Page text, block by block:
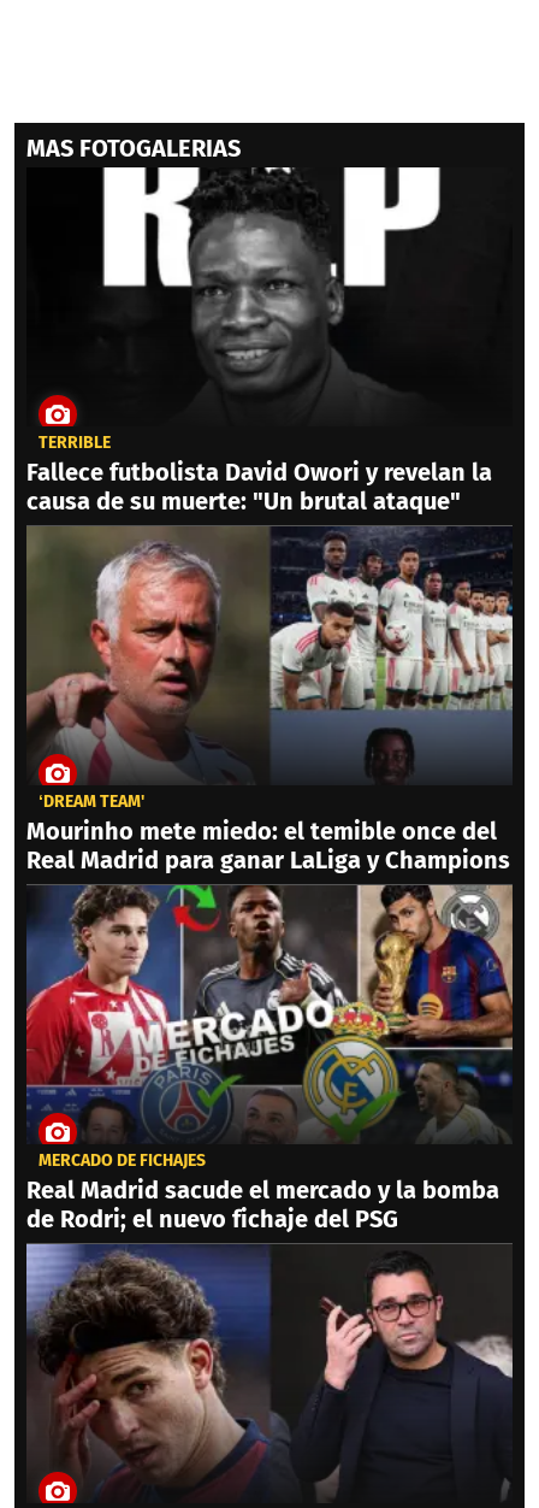
MAS FOTOGALERIAS
TERRIBLE
Fallece futbolista David Owori y revelan la
causa de su muerte: "Un brutal ataque"
‘DREAM TEAM'
Mourinho mete miedo: el temible once del
Real Madrid para ganar LaLiga y Champions
MERCADO DE FICHAJES
Real Madrid sacude el mercado y la bomba
de Rodri; el nuevo fichaje del PSG